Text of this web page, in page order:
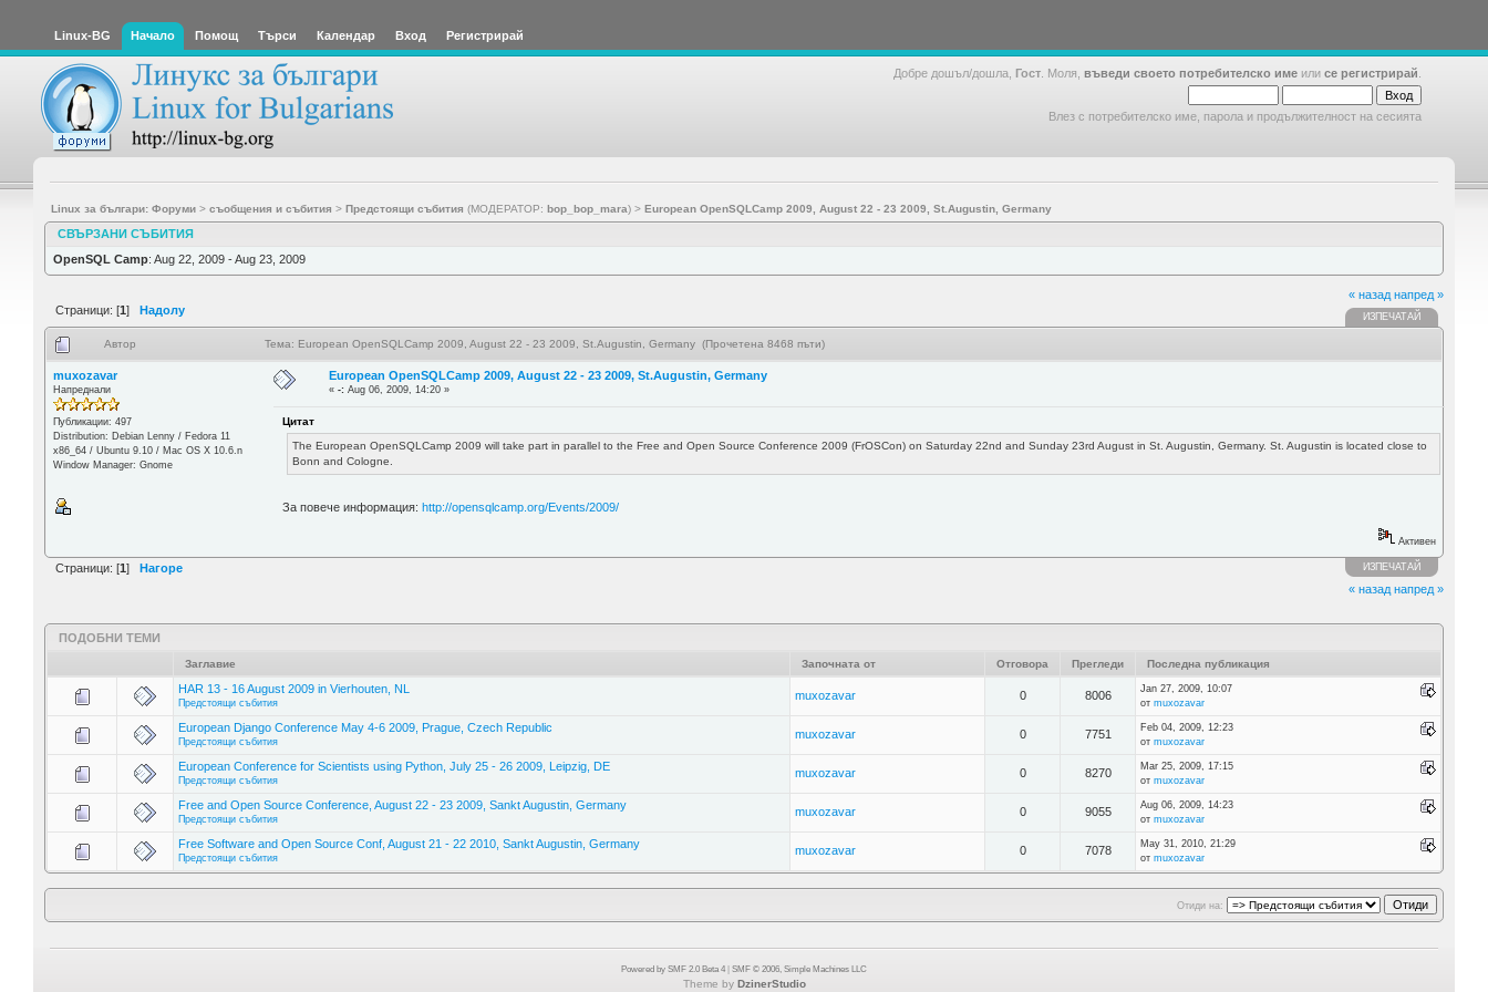
Linux-BG Начало Помощ Търси Календар Вход Регистрирай
Добре дошъл/дошла, Гост . Моля, въведи своето потребителско име или се регистрирай
Влез с потребителско име, парола и продължителност на сесията
Linux за българи: Форуми> съобщения и събития > Предстоящи събития (МОДЕРАТОР: bop_bop_mara) > European OpenSQLCamp 2009, August 22 - 23 2009, St.Augustin, Germany
СВЪРЗАНИ СЪБИТИЯ
OpenSQL Camp: Aug 22, 2009 - Aug 23, 2009
Страници: [1] Надолу
« назад напред »
ИЗПЕЧАТАЙ
Автор Тема: European OpenSQLCamp 2009, August 22 - 23 2009, St.Augustin, Germany (Прочетена 8468 пъти)
muxozavar
Напреднали
Публикации: 497
Distribution: Debian Lenny / Fedora 11
x86_64 / Ubuntu 9.10 / Mac OS X 10.6.n
Window Manager: Gnome
European OpenSQLCamp 2009, August 22 - 23 2009, St.Augustin, Germany
«-: Aug 06, 2009, 14:20 »
Цитат
The European OpenSQLCamp 2009 will take part in parallel to the Free and Open Source Conference 2009 (FrOSCon) on Saturday 22nd and Sunday 23rd August in St. Augustin, Germany. St. Augustin is located close to
Bonn and Cologne.
За повече информация: http://opensqlcamp.org/Events/2009/
Активен
Страници: [1] Нагоре ИЗПЕЧАТАЙ
« назад напред »
ПОДОБНИ ТЕМИ
Заглавие Започната от Отговора Прегледи Последна публикация
HAR 13 - 16 August 2009 in Vierhouten, NL
Предстоящи събития
muxozavar 0 8006
Jan 27, 2009, 10:07
от muxozavar
European Django Conference May 4-6 2009, Prague, Czech Republic
Предстоящи събития
muxozavar 0 7751
Feb 04, 2009, 12:23
от muxozavar
European Conference for Scientists using Python, July 25 - 26 2009, Leipzig, DE
Предстоящи събития
muxozavar 0 8270
Mar 25, 2009, 17:15
от muxozavar
Free and Open Source Conference, August 22 - 23 2009, Sankt Augustin, Germany
Предстоящи събития
muxozavar 0 9055
Aug 06, 2009, 14:23
от muxozavar
Free Software and Open Source Conf, August 21 - 22 2010, Sankt Augustin, Germany
Предстоящи събития
muxozavar 0 7078
May 31, 2010, 21:29
от muxozavar
Отиди на:
Powered by SMF 2.0 Beta 4 SMF © 2006, Simple Machines LLC
Theme by DzinerStudio